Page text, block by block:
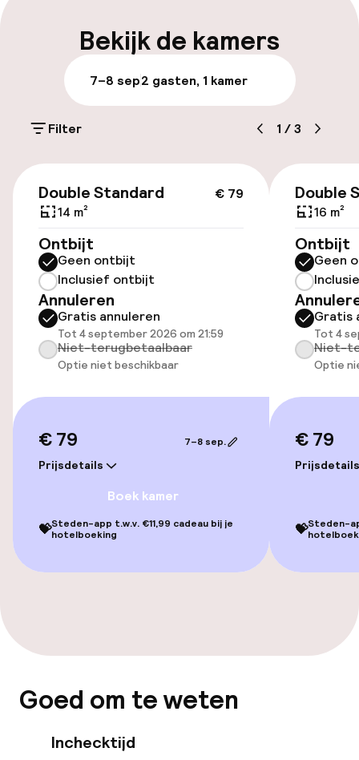
Parkeren & mobiliteit
Openbaar parkeren
Toegankelijkheid
Lift
Entertainment
Gratis wifi
Ontbijtbuffet
Roomservice
Schoonmaakvoorzieningen
Overal rookvrij
Bekijk de kamers
7–8 sep2 gasten, 1 kamer
Filter 1 /3
€ 79
Double Standard
14 m²
Ontbijt
Geen ontbijt
Inclusief ontbijt
Annuleren
Gratis annuleren
Tot 4 september 2026 om 21:59
Niet-terugbetaalbaar
Optie niet beschikbaar
€ 79
Prijsdetails
7–8 sep.
Boek kamer
💝Steden-app t.w.v. €11,99 cadeau bij je
hotelboeking
Double
16 m²
Ontbijt
Geen
Gratis
Tot 4
Niet-
Optie
€ 79
Prijsdetails
💝Steden-
Goed om te weten
Inchecktijd